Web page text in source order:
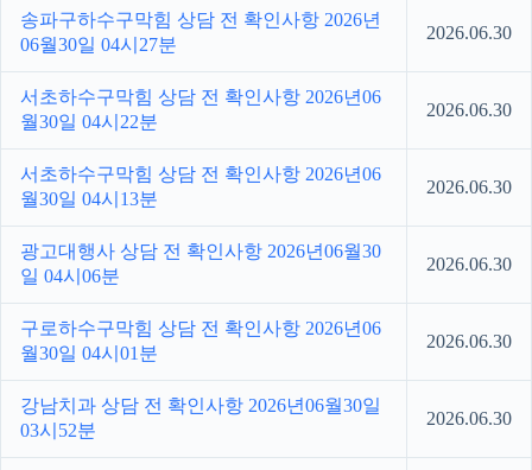
송파구하수구막힘 상담 전 확인사항 2026년
06월30일 04시27분
2026.06.30
서초하수구막힘 상담 전 확인사항 2026년06
월30일 04시22분
2026.06.30
서초하수구막힘 상담 전 확인사항 2026년06
월30일 04시13분
2026.06.30
광고대행사 상담 전 확인사항 2026년06월30
일 04시06분
2026.06.30
구로하수구막힘 상담 전 확인사항 2026년06
월30일 04시01분
2026.06.30
강남치과 상담 전 확인사항 2026년06월30일
03시52분
2026.06.30